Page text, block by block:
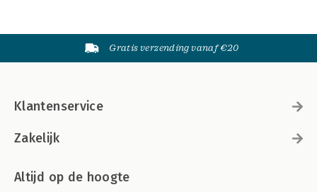
Gratis verzending vanaf €20
Klantenservice
Zakelijk
Altijd op de hoogte